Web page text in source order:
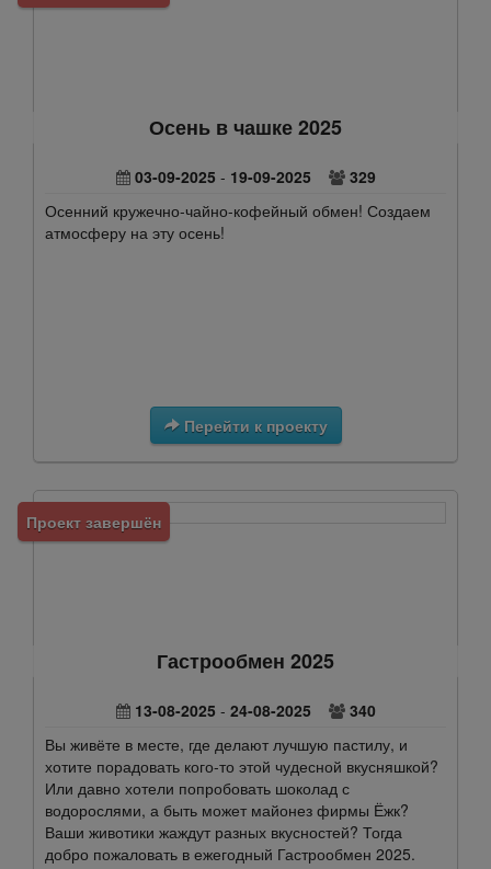
Осень в чашке 2025
03-09-2025 - 19-09-2025
329
Осенний кружечно-чайно-кофейный обмен! Создаем
атмосферу на эту осень!
Перейти к проекту
Гастрообмен 2025
Проект завершён
13-08-2025 - 24-08-2025
340
Вы живёте в месте, где делают лучшую пастилу, и
хотите порадовать кого-то этой чудесной вкусняшкой?
Или давно хотели попробовать шоколад с
водорослями, а быть может майонез фирмы Ёжк?
Ваши животики жаждут разных вкусностей? Тогда
добро пожаловать в ежегодный Гастрообмен 2025.